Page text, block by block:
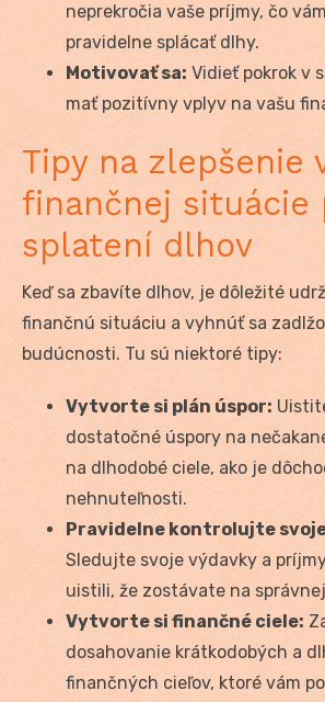
neprekročia vaše príjmy, čo
pravidelne splácať dlhy.
Motivovať sa: Vidieť pokrok v
mať pozitívny vplyv na vašu
Tipy na zlepšenie
finančnej situácie
splatení dlhov
Keď sa zbavíte dlhov, je dôležité
finančnú situáciu a vyhnúť sa
budúcnosti. Tu sú niektoré tipy:
Vytvorte si plán úspor:
dostatočné úspory na
na dlhodobé ciele, ako je
nehnuteľnosti.
Pravidelne kontrolujte
Sledujte svoje výdavky a
uistili, že zostávate na
Vytvorte si finančné ciele:
dosahovanie krátkodobých a
finančných cieľov, ktoré vám